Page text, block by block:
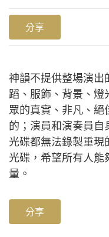
分享
神韻不提供整場演
蹈、服飾、背景、
眾的真實、非凡、
的；演員和演奏員
光碟都無法錄製重
光碟，希望所有人
量。
分享